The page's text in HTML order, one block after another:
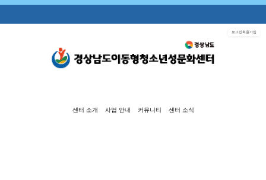
센터 소개 사업 안내 커뮤니티 센터 소식
로그인회원가입